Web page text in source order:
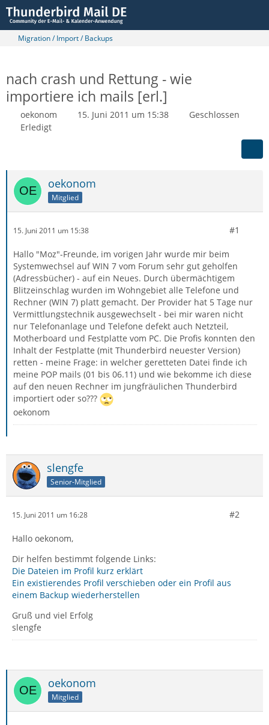
Migration / Import / Backups
nach crash und Rettung - wie
importiere ich mails [erl.]
oekonom 15. Juni 2011 um 15:38
Geschlossen
Erledigt
oekonom
Mitglied
15. Juni 2011 um 15:38 #1
Hallo "Moz"-Freunde, im vorigen Jahr wurde mir beim
Systemwechsel auf WIN 7 vom Forum sehr gut geholfen
(Adressbücher) - auf ein Neues. Durch übermächtigem
Blitzeinschlag wurden im Wohngebiet alle Telefone und
Rechner (WIN 7) platt gemacht. Der Provider hat 5 Tage nur
Vermittlungstechnik ausgewechselt - bei mir waren nicht
nur Telefonanlage und Telefone defekt auch Netzteil,
Motherboard und Festplatte vom PC. Die Profis konnten den
Inhalt der Festplatte (mit Thunderbird neuester Version)
retten - meine Frage: in welcher geretteten Datei finde ich
meine POP mails (01 bis 06.11) und wie bekomme ich diese
auf den neuen Rechner im jungfräulichen Thunderbird
importiert oder so???
oekonom
slengfe
Senior-Mitglied
15. Juni 2011 um 16:28 #2
Hallo oekonom,
Dir helfen bestimmt folgende Links:
Die Dateien im Profil kurz erklärt
Ein existierendes Profil verschieben oder ein Profil aus
einem Backup wiederherstellen
Gruß und viel Erfolg
slengfe
oekonom
Mitglied